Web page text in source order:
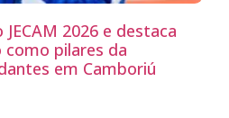
2026 e destaca
pilares da
em Camboriú